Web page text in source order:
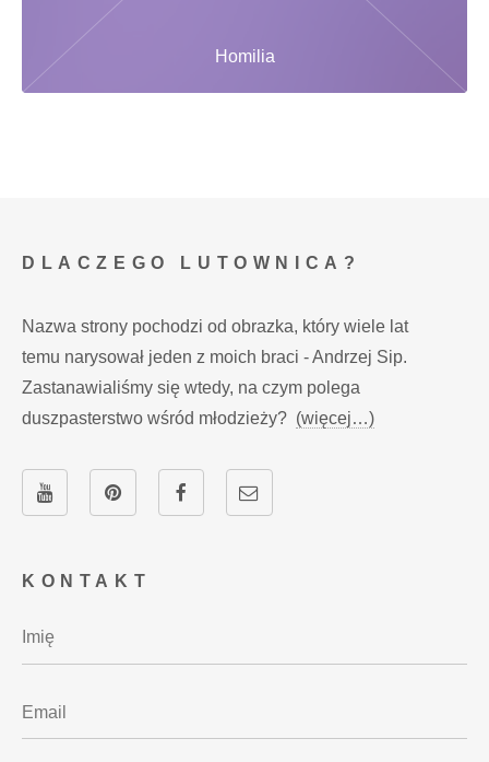
Homilia
KONTAKT
DLACZEGO LUTOWNICA?
Nazwa strony pochodzi od obrazka, który wiele lat
temu narysował jeden z moich braci - Andrzej Sip.
Zastanawialiśmy się wtedy, na czym polega
duszpasterstwo wśród młodzieży? (więcej…)